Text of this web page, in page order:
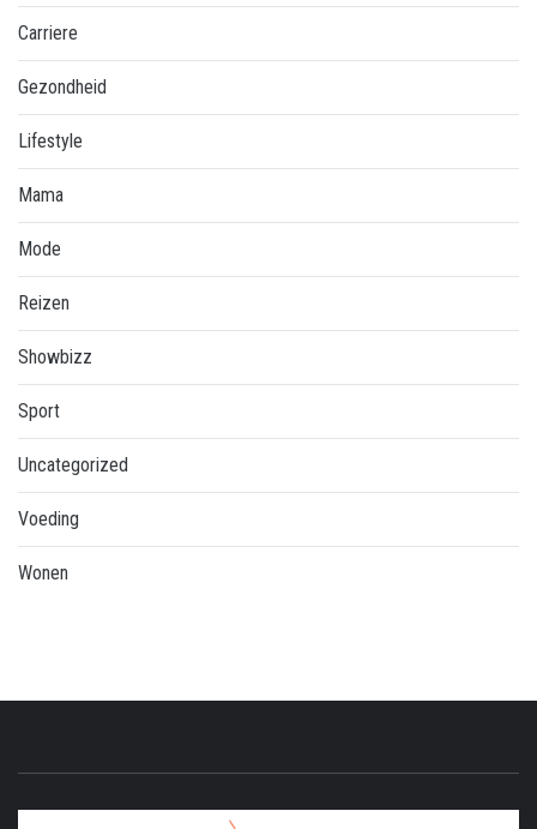
Carriere
Gezondheid
Lifestyle
Mama
Mode
Reizen
Showbizz
Sport
Uncategorized
Voeding
Wonen